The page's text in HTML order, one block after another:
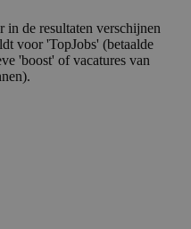
in de resultaten verschijnen
voor 'TopJobs' (betaalde
'boost' of vacatures van